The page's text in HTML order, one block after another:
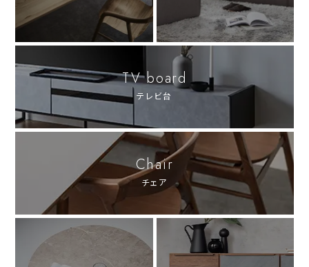
TV board
テレビ台
Chair
チェア